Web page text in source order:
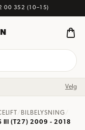
00 352 (10–15)
Velg
BILBELYSNING
III (T27) 2009 - 2018